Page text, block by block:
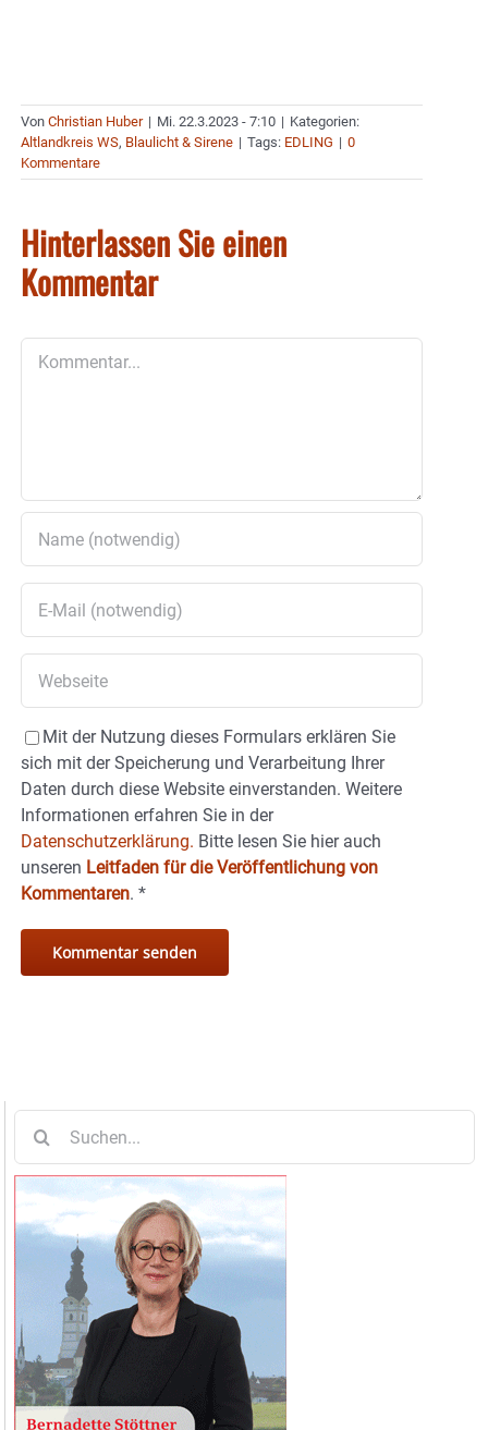
Von Christian Huber | Mi. 22.3.2023 - 7:10 | Kategorien:
Altlandkreis WS, Blaulicht & Sirene | Tags: EDLING | 0
Kommentare
Hinterlassen Sie einen
Kommentar
Mit der Nutzung dieses Formulars erklären Sie
sich mit der Speicherung und Verarbeitung Ihrer
Daten durch diese Website einverstanden. Weitere
Informationen erfahren Sie in der
Datenschutzerklärung. Bitte lesen Sie hier auch
unseren Leitfaden für die Veröffentlichung von
Kommentaren. *
nach: